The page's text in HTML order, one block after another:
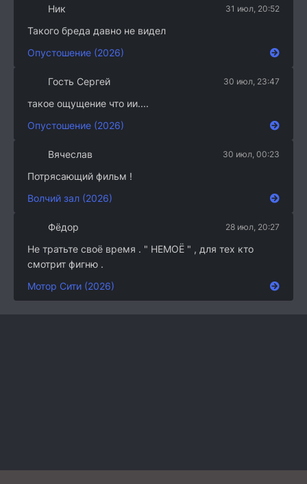
Ник 31 июл, 20:52
Такого бреда давно не видел
Опустошение (2026)
Гость Сергей 30 июл, 23:47
такое ощущение что ии....
Опустошение (2026)
Вячеслав 30 июл, 00:23
Потрясающий фильм !
Волчий зал (2026)
Фёдор 28 июл, 20:27
Не тратьте своё время . " НЕМОЁ " , для тех кто
смотрит фигню .
Мотор Сити (2026)